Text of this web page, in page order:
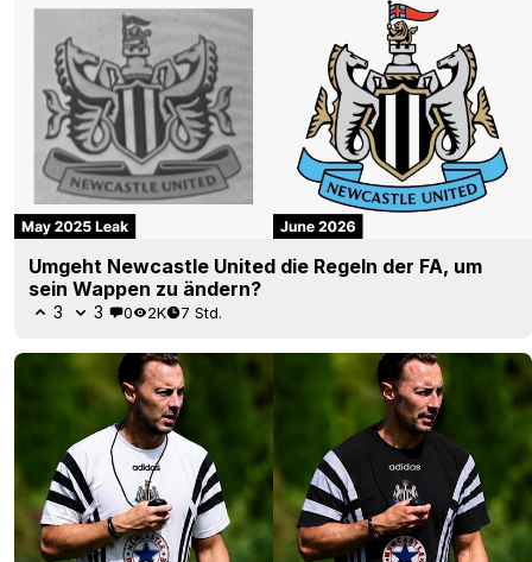
Umgeht Newcastle United die Regeln der FA, um
sein Wappen zu ändern?
3 3 0 2K 7 Std.